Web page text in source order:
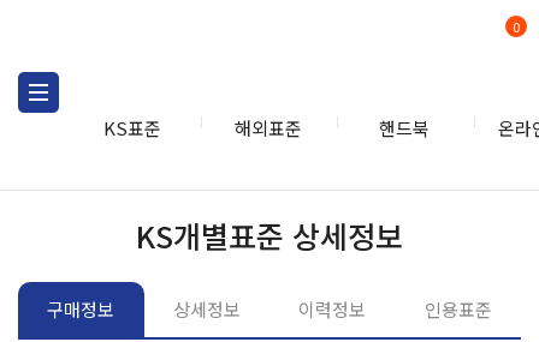
KS표준 해외표준 핸드북 온라
0
KS개별표준 상세정보
구매정보 상세정보 이력정보 인용표준